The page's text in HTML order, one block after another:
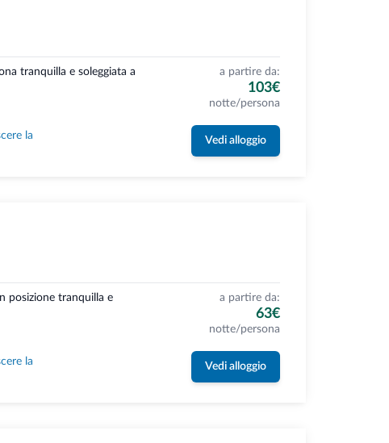
tranquilla e soleggiata a
a partire da:
103€
notte/persona
la
Vedi alloggio
posizione tranquilla e
a partire da:
63€
notte/persona
la
Vedi alloggio